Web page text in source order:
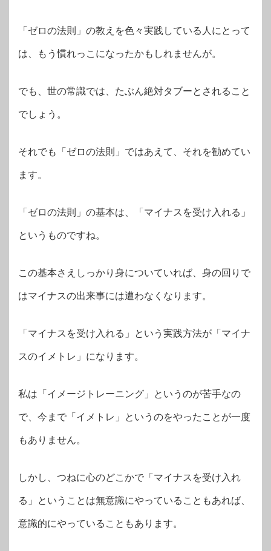
「ゼロの法則」の教えを色々実践している人にとって
は、もう慣れっこになったかもしれませんが。
でも、世の常識では、たぶん絶対タブーとされること
でしょう。
それでも「ゼロの法則」ではあえて、それを勧めてい
ます。
「ゼロの法則」の基本は、「マイナスを受け入れる」
というものですね。
この基本さえしっかり身についていれば、身の回りで
はマイナスの出来事には遭わなくなります。
「マイナスを受け入れる」という実践方法が「マイナ
スのイメトレ」になります。
私は「イメージトレーニング」というのが苦手なの
で、今まで「イメトレ」というのをやったことが一度
もありません。
しかし、つねに心のどこかで「マイナスを受け入れ
る」ということは無意識にやっていることもあれば、
意識的にやっていることもあります。